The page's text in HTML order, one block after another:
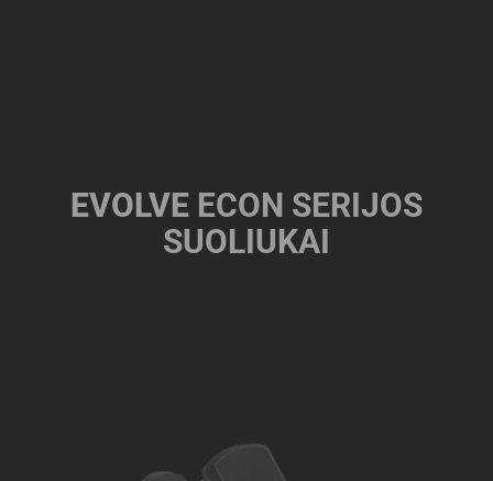
EVOLVE ECON SERIJOS
SUOLIUKAI